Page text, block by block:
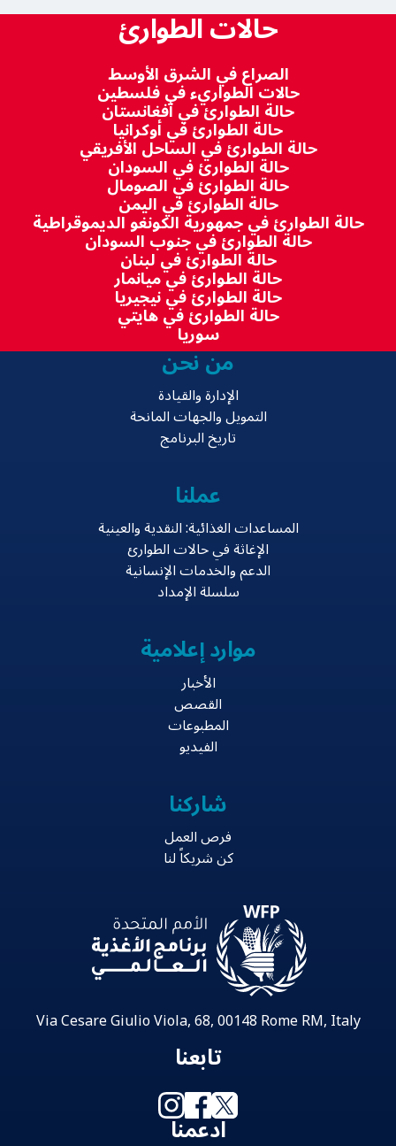
حالات الطوارئ
الصراع في الشرق الأوسط
حالات الطواريء في فلسطين
حالة الطوارئ في أفغانستان
حالة الطوارئ في أوكرانيا
حالة الطوارئ في الساحل الأفريقي
حالة الطوارئ في السودان
حالة الطوارئ في الصومال
حالة الطوارئ في اليمن
حالة الطوارئ في جمهورية الكونغو الديموقراطية
حالة الطوارئ في جنوب السودان
حالة الطوارئ في لبنان
حالة الطوارئ في ميانمار
حالة الطوارئ في نيجيريا
حالة الطوارئ في هايتي
سوريا
من نحن
الإدارة والقيادة
التمويل والجهات المانحة
تاريخ البرنامج
عملنا
المساعدات الغذائية: النقدية والعينية
الإغاثة في حالات الطوارئ
الدعم والخدمات الإنسانية
سلسلة الإمداد
موارد إعلامية
الأخبار
القصص
المطبوعات
الفيديو
شاركنا
فرص العمل
كن شريكاً لنا
Via Cesare Giulio Viola, 68, 00148 Rome RM, Italy
تابعنا
ادعمنا